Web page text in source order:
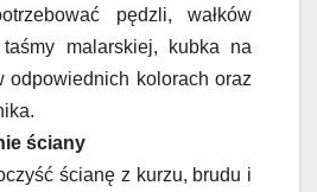
pędzli, wałków
taśmy malarskiej, kubka na
odpowiednich kolorach oraz
ściany
ścianę z kurzu, brudu i